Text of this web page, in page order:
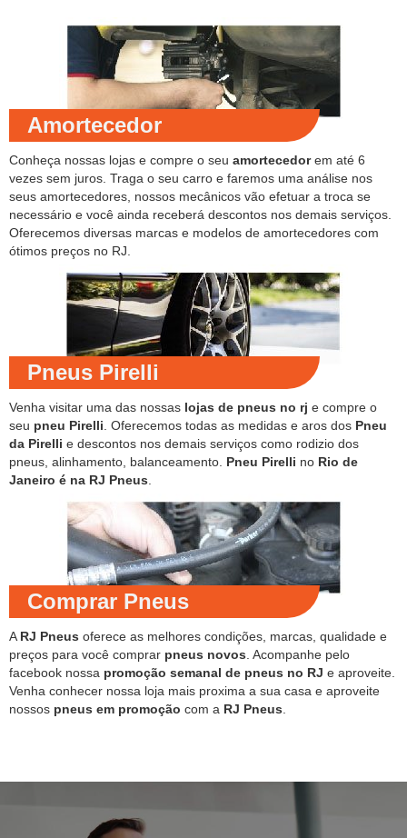
Amortecedor
Conheça nossas lojas e compre o seu amortecedorem até 6
vezes sem juros. Traga o seu carro e faremos uma análise nos
seus amortecedores, nossos mecânicos vão efetuar a troca se
necessário e você ainda receberá descontos nos demais serviços.
Oferecemos diversas marcas e modelos de amortecedores com
ótimos preços no RJ.
Pneus Pirelli
Venha visitar uma das nossas lojas de pneus no rj e compre o
seu pneu Pirelli . Oferecemos todas as medidas e aros dos Pneu
da Pirelli e descontos nos demais serviços como rodizio dos
pneus, alinhamento, balanceamento. Pneu Pirelli no Rio de
Janeiro é na RJ Pneus
Comprar Pneus
A RJ Pneus oferece as melhores condições, marcas, qualidade e
preços para você comprar pneus novos . Acompanhe pelo
facebook nossa promoção semanal de pneus no RJ e aproveite.
Venha conhecer nossa loja mais proxima a sua casa e aproveite
nossos pneus em promoção com a RJ Pneus